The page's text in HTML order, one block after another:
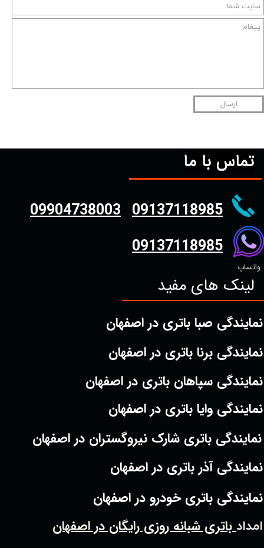
ارسال
تماس با ما
واتساپ
09904738003 09137118985
09137118985
لینک های مفید
نمایندگی صبا باتری در اصفهان
نمایندگی برنا باتری در اصفهان
نمایندگی سپاهان باتری در اصفهان
نمایندگی وایا باتری در اصفهان
نمایندگی آذر باتری در اصفهان
نمایندگی باتری شارک نیروگستران در اصفهان
نمایندگی باتری خودرو در اصفهان
امدادباتری شبانه روزی رایگان در اصفهان